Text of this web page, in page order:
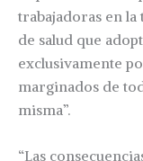
trabajadoras en la
de salud que
exclusivamente
marginados de
misma”.
“Las